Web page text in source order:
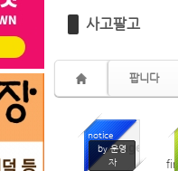
사고팔고
팝니다
No Image
notice
by 운영
자